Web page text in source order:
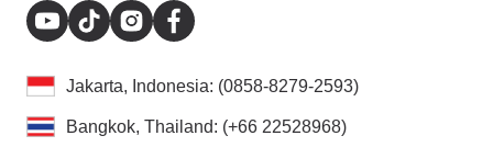
Jakarta, Indonesia: (0858-8279-2593)
Bangkok, Thailand: (+66 22528968)